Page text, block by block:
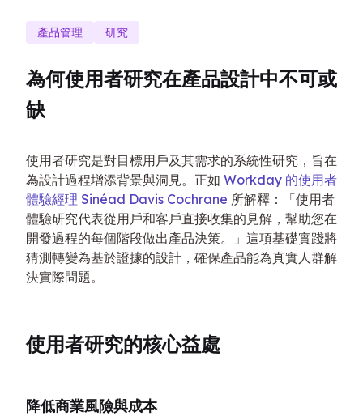
產品管理 研究
為何使用者研究在產品設計中不可或
缺
使用者研究是對目標用戶及其需求的系統性研究，旨在
為設計過程增添背景與洞見。正如 Workday 的使用者
體驗經理 Sinéad Davis Cochrane 所解釋：「使用者
體驗研究代表從用戶和客戶直接收集的見解，幫助您在
開發過程的每個階段做出產品決策。」這項基礎實踐將
猜測轉變為基於證據的設計，確保產品能為真實人群解
決實際問題。
使用者研究的核心益處
降低商業風險與成本